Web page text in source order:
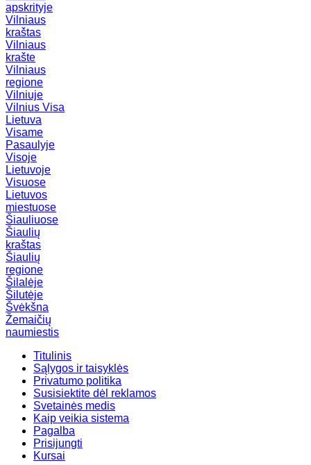
apskrityje
Vilniaus
kraštas
Vilniaus
krašte
Vilniaus
regione
Vilniuje
Vilnius Visa
Lietuva
Visame
Pasaulyje
Visoje
Lietuvoje
Visuose
Lietuvos
miestuose
Šiauliuose
Šiaulių
kraštas
Šiaulių
regione
Šilalėje
Šilutėje
Švėkšna
Žemaičių
naumiestis
Titulinis
Sąlygos ir taisyklės
Privatumo politika
Susisiektite dėl reklamos
Svetainės medis
Kaip veikia sistema
Pagalba
Prisijungti
Kursai